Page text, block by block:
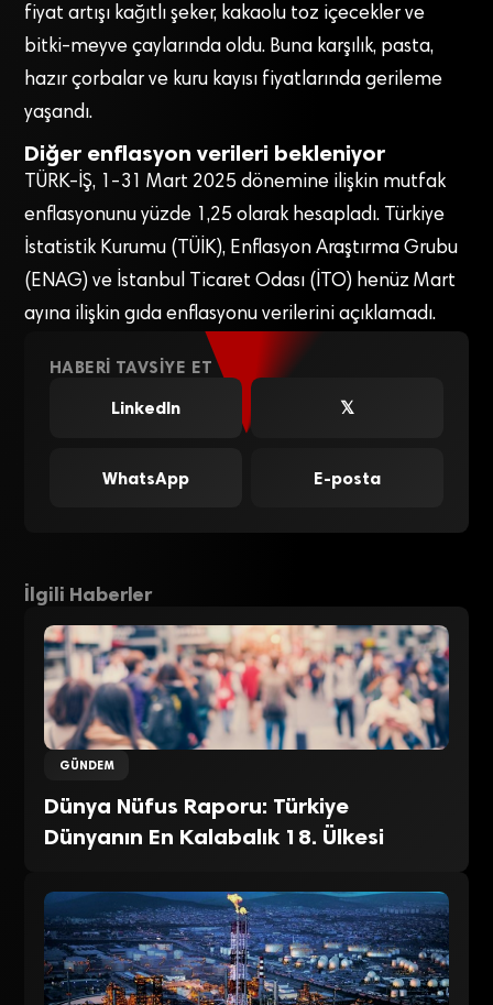
fiyat artışı kağıtlı şeker, kakaolu toz içecekler ve
bitki-meyve çaylarında oldu. Buna karşılık, pasta,
hazır çorbalar ve kuru kayısı fiyatlarında gerileme
yaşandı.
Diğer enflasyon verileri bekleniyor
TÜRK-İŞ, 1-31 Mart 2025 dönemine ilişkin mutfak
enflasyonunu yüzde 1,25 olarak hesapladı. Türkiye
İstatistik Kurumu (TÜİK), Enflasyon Araştırma Grubu
(ENAG) ve İstanbul Ticaret Odası (İTO) henüz Mart
ayına ilişkin gıda enflasyonu verilerini açıklamadı.
HABERI TAVSIYE ET
LinkedIn
𝕏
WhatsApp E-posta
İlgili Haberler
GÜNDEM
Dünya Nüfus Raporu: Türkiye
Dünyanın En Kalabalık 18. Ülkesi